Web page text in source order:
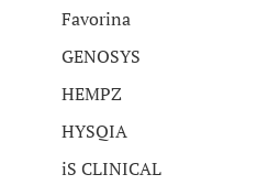
Favorina
GENOSYS
HEMPZ
HYSQIA
iS CLINICAL